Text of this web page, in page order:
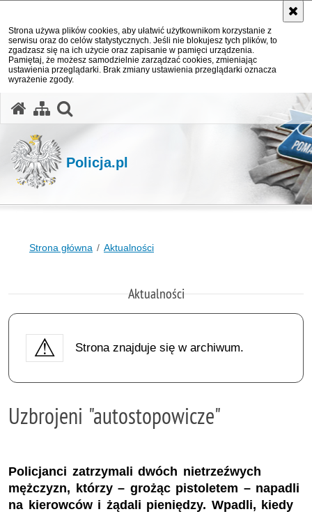
Strona używa plików cookies, aby ułatwić użytkownikom korzystanie z
serwisu oraz do celów statystycznych. Jeśli nie blokujesz tych plików, to
zgadzasz się na ich użycie oraz zapisanie w pamięci urządzenia.
Pamiętaj, że możesz samodzielnie zarządzać cookies, zmieniając
ustawienia przeglądarki. Brak zmiany ustawienia przeglądarki oznacza
wyrażenie zgody.
Policja.pl
Strona główna Aktualności
Aktualności
Strona znajduje się w archiwum.
Uzbrojeni "autostopowicze"
Policjanci zatrzymali dwóch nietrzeźwych
mężczyzn, którzy – grożąc pistoletem – napadli
na kierowców i żądali pieniędzy. Wpadli, kiedy